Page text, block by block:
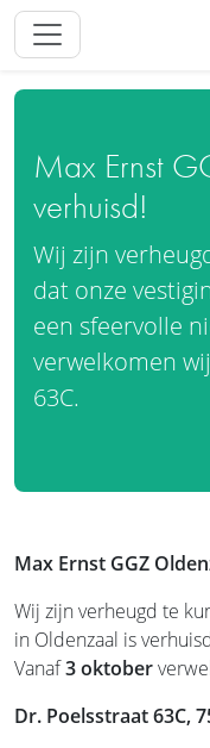
Max Ernst
verhuisd!
Wij zijn
dat onze
een sfeervolle
verwelkomen
63C.
Max Ernst GGZ
Wij zijn verheugd te
in Oldenzaal is
Vanaf3 oktober
Dr. Poelsstraat 63C,